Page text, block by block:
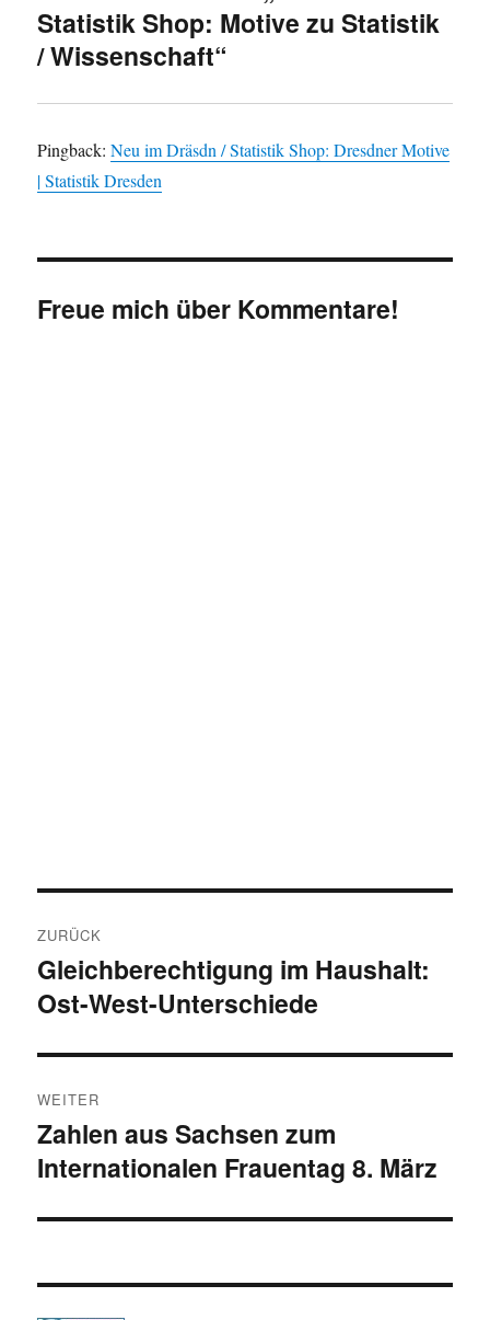
Statistik Shop: Motive zu Statistik
/ Wissenschaft“
Pingback:Neu im Dräsdn / Statistik Shop: Dresdner Motive
| Statistik Dresden
Freue mich über Kommentare!
ZURÜCK
Vorheriger
Beitrag:
Gleichberechtigung im Haushalt:
Ost-West-Unterschiede
WEITER
Nächster
Beitrag:
Zahlen aus Sachsen zum
Internationalen Frauentag 8. März